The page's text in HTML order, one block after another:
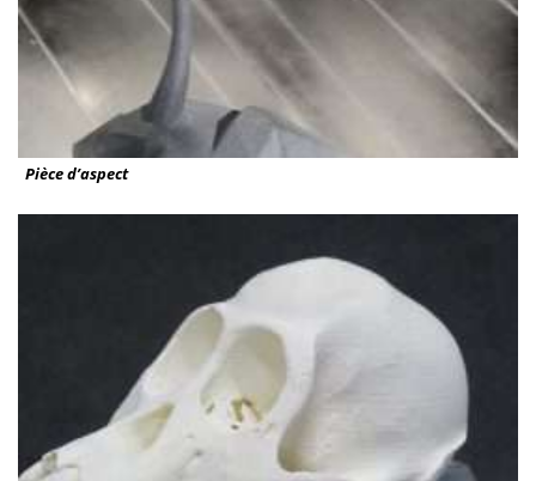
Pièce d’aspect